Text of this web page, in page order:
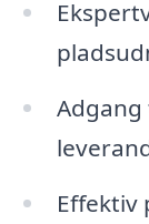
Effektiv